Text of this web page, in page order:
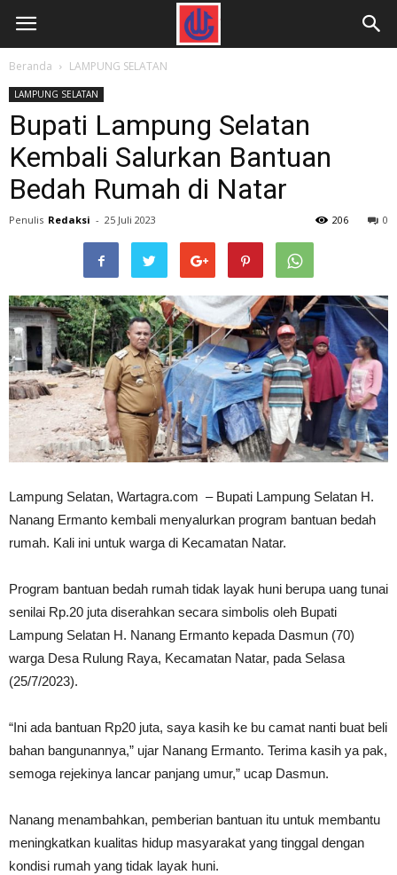
Beranda LAMPUNG SELATAN
LAMPUNG SELATAN
Bupati Lampung Selatan
Kembali Salurkan Bantuan
Bedah Rumah di Natar
Penulis Redaksi - 25 Juli 2023 0
206
Lampung Selatan, Wartagra.com – Bupati Lampung Selatan H.
Nanang Ermanto kembali menyalurkan program bantuan bedah
rumah. Kali ini untuk warga di Kecamatan Natar.
Program bantuan bedah rumah tidak layak huni berupa uang tunai
senilai Rp.20 juta diserahkan secara simbolis oleh Bupati
Lampung Selatan H. Nanang Ermanto kepada Dasmun (70)
warga Desa Rulung Raya, Kecamatan Natar, pada Selasa
(25/7/2023).
“Ini ada bantuan Rp20 juta, saya kasih ke bu camat nanti buat beli
bahan bangunannya,” ujar Nanang Ermanto. Terima kasih ya pak,
semoga rejekinya lancar panjang umur,” ucap Dasmun.
Nanang menambahkan, pemberian bantuan itu untuk membantu
meningkatkan kualitas hidup masyarakat yang tinggal dengan
kondisi rumah yang tidak layak huni.